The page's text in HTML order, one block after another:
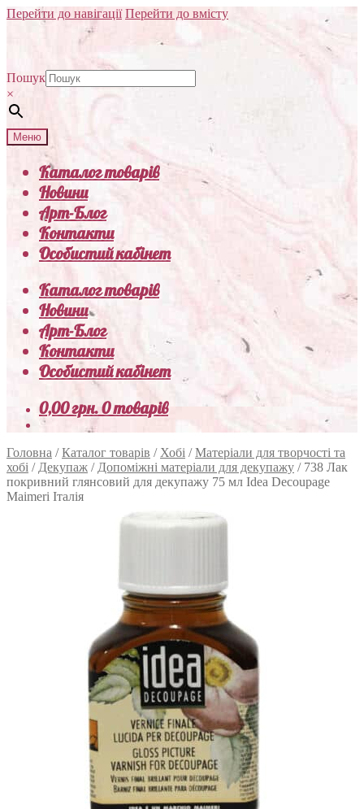
Перейти до навігації Перейти до вмісту
Пошук
×
Меню
Каталог товарів
Новини
Арт-Блог
Контакти
Особистий кабінет
Каталог товарів
Новини
Арт-Блог
Контакти
Особистий кабінет
0,00грн.0 товарів
Головна /Каталог товарів / Хобі /Матеріали для творчості та
хобі / Декупаж / Допоміжні матеріали для декупажу / 738 Лак
покривний глянсовий для декупажу 75 мл Idea Decoupage
Maimeri Італія